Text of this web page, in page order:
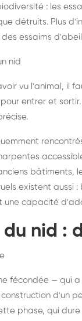
: les
détruits. Plus
essaims
nid
vu l'animal, il
entrer et
bâtiments,
existent aussi
une capacité
du nid :
fécondée — qui
construction d'un
phase, qui